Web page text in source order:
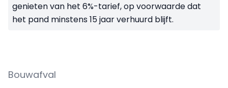
genieten van het 6%-tarief, op voorwaarde dat
het pand minstens 15 jaar verhuurd blijft.
Bouwafval